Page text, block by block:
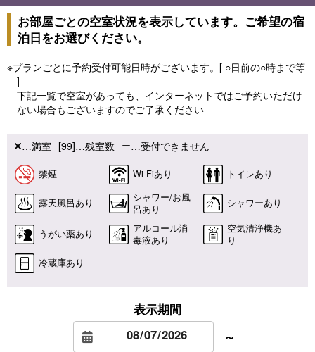
お部屋ごとの空室状況を表示しています。ご希望の宿
泊日をお選びください。
※プランごとに予約受付可能日時がございます。[ ○日前の○時まで等
]
下記一覧で空室があっても、インターネットではご予約いただけ
ない場合もございますのでご了承ください
…満室 [99]…残室数 …受付できません
禁煙 Wi-Fiあり トイレあり
露天風呂あり
シャワー/お風
呂あり
シャワーあり
うがい薬あり
アルコール消
毒液あり
空気清浄機あ
り
冷蔵庫あり
表示期間
～